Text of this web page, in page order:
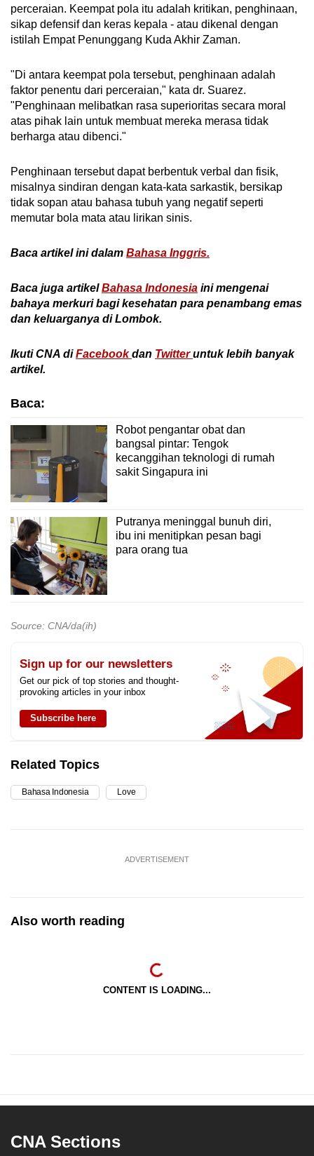
perceraian. Keempat pola itu adalah kritikan, penghinaan,
sikap defensif dan keras kepala - atau dikenal dengan
istilah Empat Penunggang Kuda Akhir Zaman.
"Di antara keempat pola tersebut, penghinaan adalah
faktor penentu dari perceraian," kata dr. Suarez.
"Penghinaan melibatkan rasa superioritas secara moral
atas pihak lain untuk membuat mereka merasa tidak
berharga atau dibenci."
Penghinaan tersebut dapat berbentuk verbal dan fisik,
misalnya sindiran dengan kata-kata sarkastik, bersikap
tidak sopan atau bahasa tubuh yang negatif seperti
memutar bola mata atau lirikan sinis.
Baca artikel ini dalam Bahasa Inggris.
Baca juga artikelBahasa Indonesia ini mengenai
bahaya merkuri bagi kesehatan para penambang emas
dan keluarganya di Lombok.
Ikuti CNA diFacebookdan Twitteruntuk lebih banyak
artikel.
Baca:
Robot pengantar obat dan
bangsal pintar: Tengok
kecanggihan teknologi di rumah
sakit Singapura ini
Putranya meninggal bunuh diri,
ibu ini menitipkan pesan bagi
para orang tua
Source: CNA/da(ih)
Sign up for our newsletters
Get our pick of top stories and thought-
provoking articles in your inbox
Subscribe here
Related Topics
Bahasa Indonesia Love
ADVERTISEMENT
Also worth reading
CONTENT IS LOADING...
CNA Sections